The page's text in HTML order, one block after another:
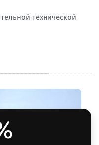
технической